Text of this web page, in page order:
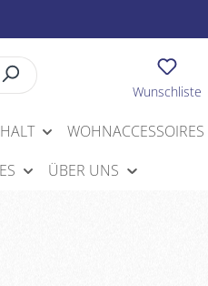
Wunschliste
WOHNACCESSOIRES
ÜBER UNS